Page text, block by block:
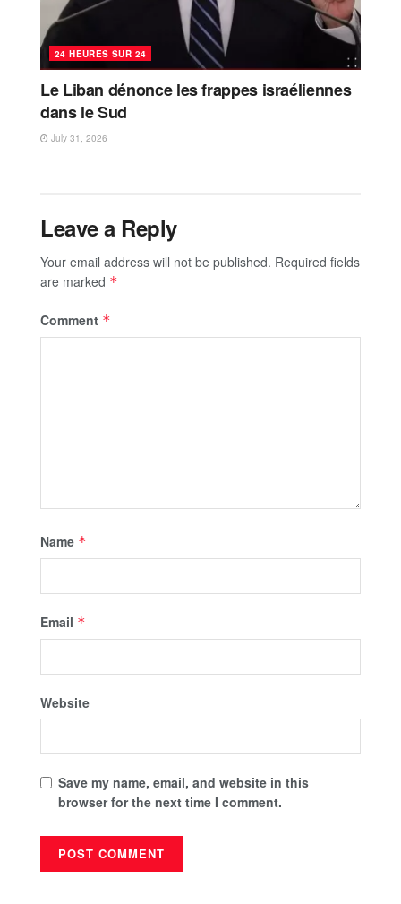
24 HEURES SUR 24
Le Liban dénonce les frappes israéliennes
dans le Sud
July 31, 2026
Leave a Reply
Your email address will not be published. Required fields
are marked *
Comment *
Name *
Email *
Website
Save my name, email, and website in this
browser for the next time I comment.